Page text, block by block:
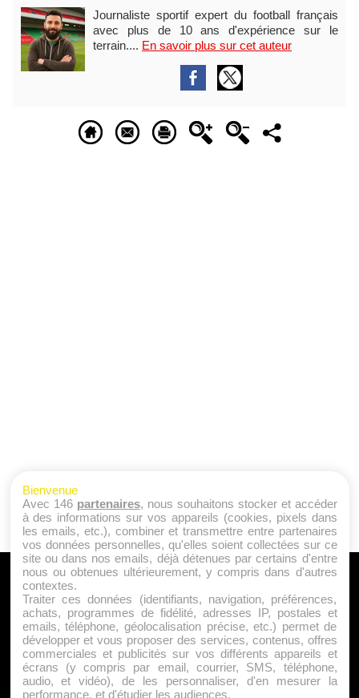
Journaliste sportif expert du football français
avec plus de 10 ans d'expérience sur le
terrain.... En savoir plus sur cet auteur
A PROPOS
Qui sommes nous ?
Mentions Légales
Publicité
Politique de Cookies
Contact
Bienvenue
Avec 146 partenaires, nous souhaitons stocker et accéder
à des informations sur vos appareils (cookies, pixels dans
les emails, etc.), combiner et transmettre entre partenaires
vos données personnelles, qu'elles soient collectées sur ce
site ou dans nos emails, déjà détenues par certains d'entre
nous ou obtenues ultérieurement, y compris dans d'autres
contextes.
Traiter ces données (identifiants, navigation, préférences,
achats, programmes de fidélité, adresses IP, postales et
emails, téléphone, géolocalisation précise, etc.) permet de
développer et vous proposer des services, contenus, offres
commerciales et publicités sur vos différents appareils et
écrans (y compris par email, courrier, SMS, téléphone,
audio, et vidéo), de les personnaliser, d'en mesurer la
performance, et d'étudier les audiences.